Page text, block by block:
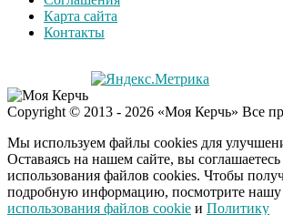
Экс-бойфренд дочери
Борисовой душил ее
из-за макарон
патриотизме
Плющенко отправляет
сына выступать за
Азербайджан
Карта сайта
Контакты
Copyright © 2013 - 2026 «Моя Керчь» Все
Мы используем файлы cookies для
Оставаясь на нашем сайте, вы
использования файлов cookies. Чтобы
подробную информацию, посмотрите нашу
использования файлов cookie и Политику